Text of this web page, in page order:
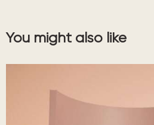
You might also like